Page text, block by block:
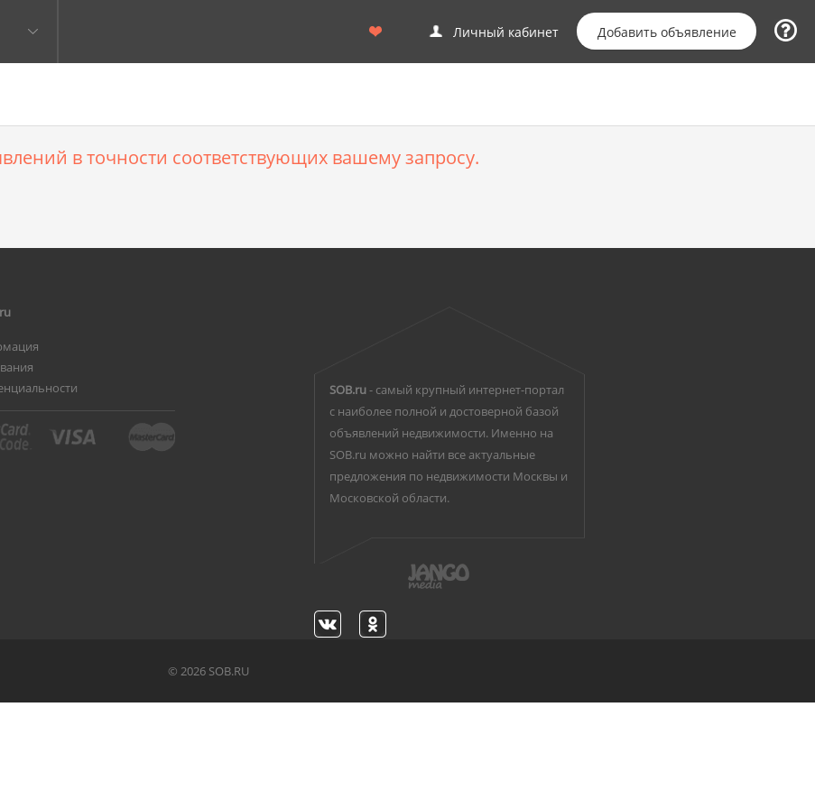
Личный кабинет Добавить объявление
в точности соответствующих вашему запросу.
SOB.ru- самый крупный интернет-портал
с наиболее полной и достоверной базой
объявлений недвижимости. Именно на
SOB.ru можно найти все актуальные
предложения по недвижимости Москвы и
Московской области.
© 2026 SOB.RU